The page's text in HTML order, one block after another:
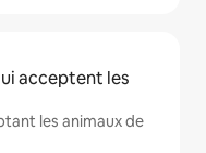
acceptent les
les animaux de